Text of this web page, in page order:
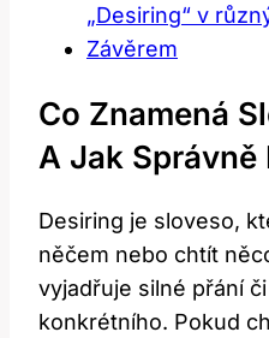
„Desiring“ v
Závěrem
Co Znamená
A Jak Správně
Desiring je sloveso,
něčem nebo chtít
vyjadřuje silné přání
konkrétního. Pokud